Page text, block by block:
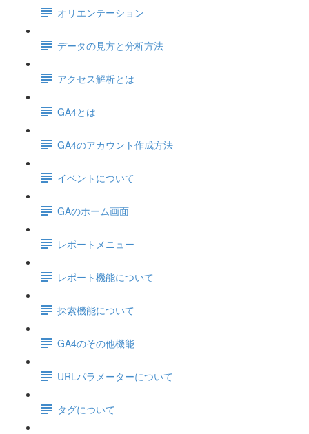
オリエンテーション
データの見方と分析方法
アクセス解析とは
GA4とは
GA4のアカウント作成方法
イベントについて
GAのホーム画面
レポートメニュー
レポート機能について
探索機能について
GA4のその他機能
URLパラメーターについて
タグについて